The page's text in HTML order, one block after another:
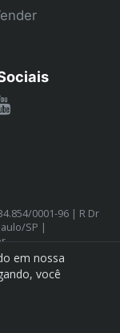
0001-96 | R Dr
SP |
em nossa
você